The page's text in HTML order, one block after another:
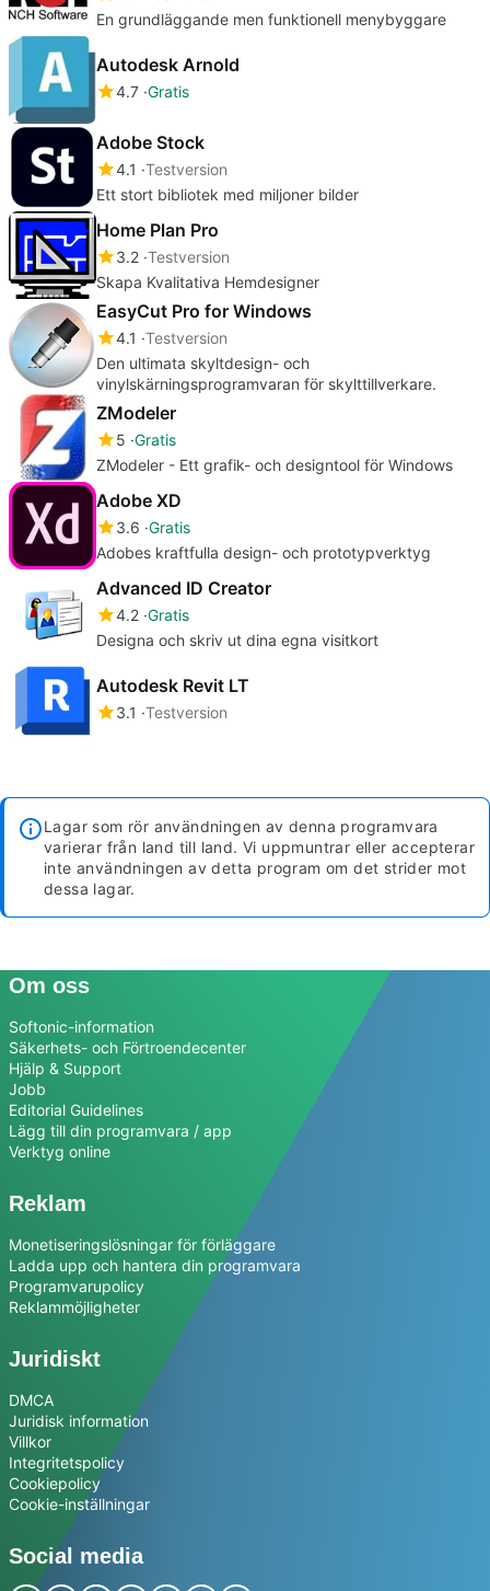
En grundläggande men funktionell menybyggare
Autodesk Arnold
4.7 Gratis
Adobe Stock
4.1 Testversion
Ett stort bibliotek med miljoner bilder
Home Plan Pro
3.2 Testversion
Skapa Kvalitativa Hemdesigner
EasyCut Pro for Windows
4.1 Testversion
Den ultimata skyltdesign- och
vinylskärningsprogramvaran för skylttillverkare.
ZModeler
5 Gratis
ZModeler - Ett grafik- och designtool för Windows
Adobe XD
3.6 Gratis
Adobes kraftfulla design- och prototypverktyg
Advanced ID Creator
4.2 Gratis
Designa och skriv ut dina egna visitkort
Autodesk Revit LT
3.1 Testversion
Lagar som rör användningen av denna programvara
varierar från land till land. Vi uppmuntrar eller accepterar
inte användningen av detta program om det strider mot
dessa lagar.
Om oss
Softonic-information
Säkerhets- och Förtroendecenter
Hjälp & Support
Jobb
Editorial Guidelines
Lägg till din programvara / app
Verktyg online
Reklam
Monetiseringslösningar för förläggare
Ladda upp och hantera din programvara
Programvarupolicy
Reklammöjligheter
Juridiskt
DMCA
Juridisk information
Villkor
Integritetspolicy
Cookiepolicy
Cookie-inställningar
Social media